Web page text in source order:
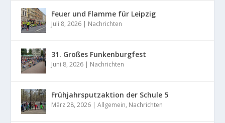
Feuer und Flamme für Leipzig
Juli 8, 2026 | Nachrichten
31. Großes Funkenburgfest
Juni 8, 2026 | Nachrichten
Frühjahrsputzaktion der Schule 5
März 28, 2026 |Allgemein, Nachrichten